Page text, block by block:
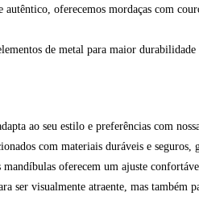
oferecemos mordaças com
de metal para maior
ao seu estilo e preferências com
com materiais duráveis e
mandíbulas oferecem um ajuste
ser visualmente atraente, mas também